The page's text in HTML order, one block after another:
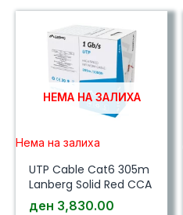
НЕМА НА ЗАЛИХА
Нема на залиха
UTP Cable Cat6 305m
Lanberg Solid Red CCA
ден 3,830.00